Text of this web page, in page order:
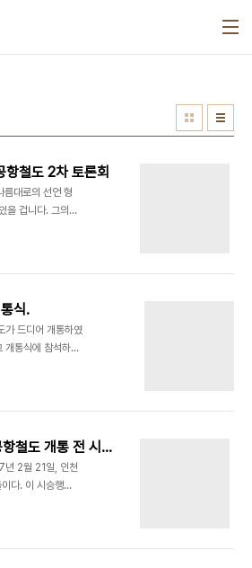
철도 2차 토론회
름대로의 선언 형
을 겁니다. 그의
제는 좀 학술적
문제점과 그것을
습니다. 다행히
어 있어서, 금요일
있는 여유를 마련
겠지만, 국회의원
토론회 내용 같은
식.
가 드디어 개통하였
개통식에 참석하여
할 때는 몰랐는데,
몇 장 찍어 보았다.
가는 것이나, 공항
나 비슷하리라 본
박을 우려해 접어
다. 첫날에는 공항
나왔을 때는 인산
20070221. 인천국제공항철도 개통 전 시승행사
년 2월 21일, 인천
다. 이 시승행사
3월 15일까지